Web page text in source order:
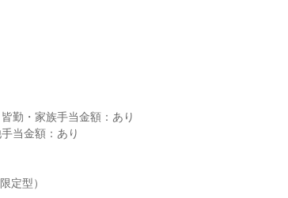
勤・家族手当金額：あり
当金額：あり
定型）